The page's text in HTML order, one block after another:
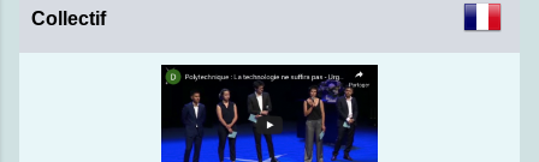
Collectif